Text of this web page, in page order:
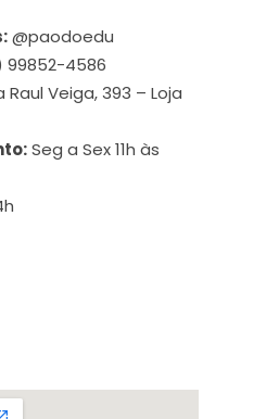
@paodoedu
99852-4586
Raul Veiga, 393 – Loja
Seg a Sex 11h às